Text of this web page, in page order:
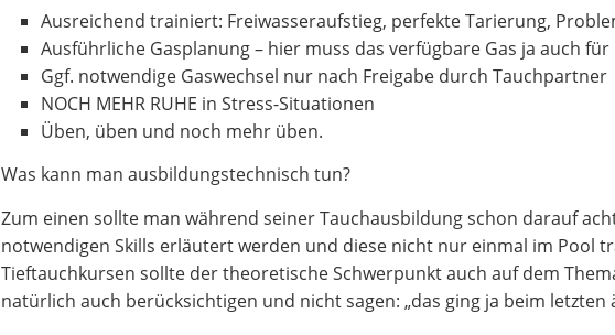
Ausreichend trainiert: Freiwasseraufstieg, perfekte Tarierung,
Ausführliche Gasplanung – hier muss das verfügbare Gas ja auch
Ggf. notwendige Gaswechsel nur nach Freigabe durch Tauchpartner
NOCH MEHR RUHE in Stress-Situationen
Üben, üben und noch mehr üben.
Was kann man ausbildungstechnisch tun?
Zum einen sollte man während seiner Tauchausbildung schon darauf
notwendigen Skills erläutert werden und diese nicht nur einmal im Pool
Tieftauchkursen sollte der theoretische Schwerpunkt auch auf dem
natürlich auch berücksichtigen und nicht sagen: „das ging ja beim letzten